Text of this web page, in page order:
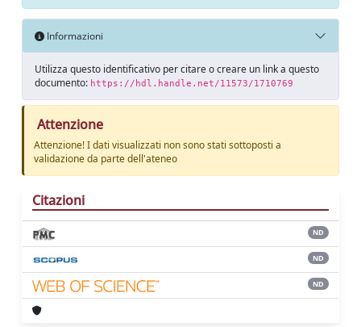
Informazioni
Utilizza questo identificativo per citare o creare un link a questo
documento: https://hdl.handle.net/11573/1710769
Attenzione
Attenzione! I dati visualizzati non sono stati sottoposti a
validazione da parte dell'ateneo
Citazioni
ND
ND
ND